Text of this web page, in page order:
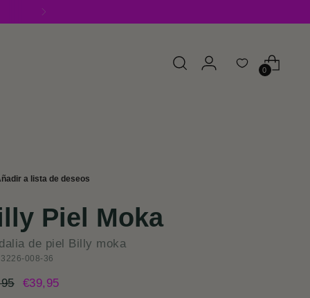
0
Piel Moka
de piel Billy moka
3226-008-36
€39,95